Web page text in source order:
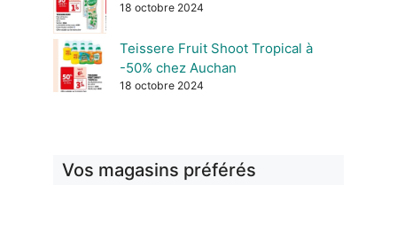
18 octobre 2024
Teissere Fruit Shoot Tropical à
-50% chez Auchan
18 octobre 2024
Vos magasins préférés